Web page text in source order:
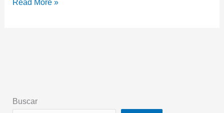
Read More »
Buscar